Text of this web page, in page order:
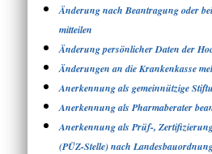
Änderung nach Beantragung oder
mitteilen
Änderung persönlicher Daten der
Änderungen an die Krankenkasse
Anerkennung als gemeinnützige
Anerkennung als Pharmaberater
Anerkennung als Prüf-,
(PÜZ-Stelle) nach